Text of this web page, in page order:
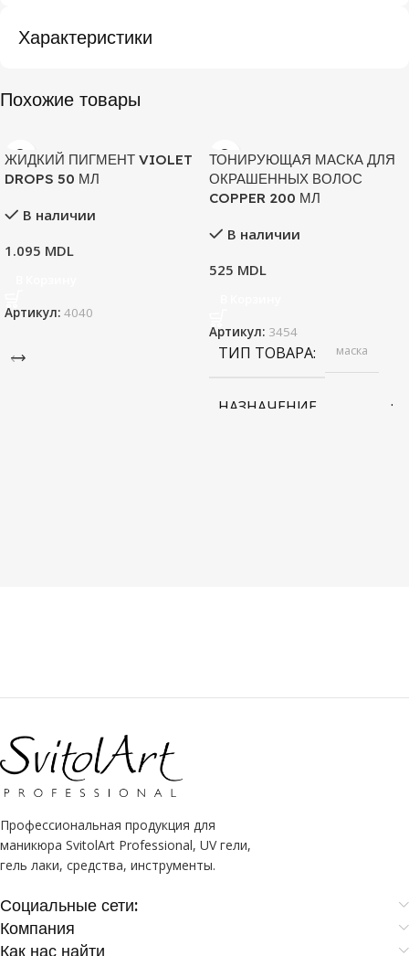
Характеристики
Похожие товары
ЖИДКИЙ ПИГМЕНТ VIOLET
DROPS 50 МЛ
В наличии
1.095 MDL
Артикул: 4040
ТОНИРУЮЩАЯ МАСКА ДЛЯ
ОКРАШЕННЫХ ВОЛОС
COPPER 200 МЛ
В наличии
525 MDL
Артикул: 3454
ТИП ТОВАРА маска
НАЗНАЧЕНИЕ
Профессиональная продукция для
маникюра SvitolArt Professional, UV гели,
гель лаки, средства, инструменты.
Социальные сети:
Компания
Как нас найти